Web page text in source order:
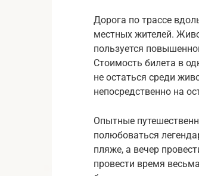
Дорога по трассе
местных жителей.
пользуется
Стоимость билета в
не остаться среди
непосредственно на
Опытные
полюбоваться
пляже, а вечер
провести время